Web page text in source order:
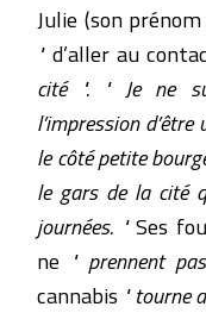
Julie (son
"d’aller au
cité ". " Je ne
l’impression
le côté petite
le gars de la cité
journées. "Ses
ne " prennent
cannabis " tourne